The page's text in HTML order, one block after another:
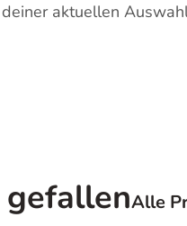
aktuellen
Alle